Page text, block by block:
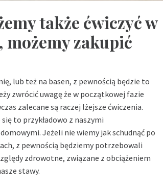
także ćwiczyć w
zakupić
lub też na basen, z pewnością będzie to
zwrócić uwagę że w początkowej fazie
zalecane są raczej lżejsze ćwiczenia.
to przykładowo z naszymi
Jeżeli nie wiemyjak schudnąć po
z pewnością będziemy potrzebowali
zdrowotne, związane z obciążeniem
stawy.